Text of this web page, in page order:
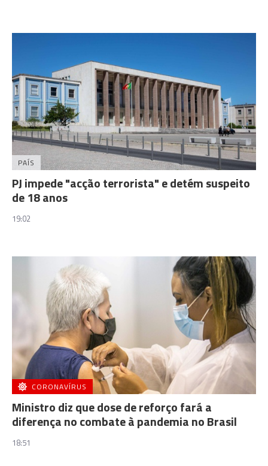
PAÍS
PJ impede "acção terrorista" e detém suspeito
de 18 anos
19:02
CORONAVÍRUS
Ministro diz que dose de reforço fará a
diferença no combate à pandemia no Brasil
18:51